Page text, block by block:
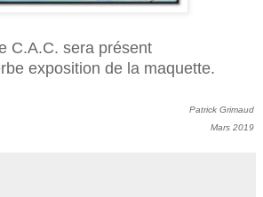
C.A.C. sera présent
exposition de la maquette.
Patrick Grimaud
Mars 2019